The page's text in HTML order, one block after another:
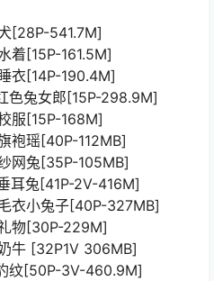
[28P-541.7M]
着[15P-161.5M]
衣[14P-190.4M]
色兔女郎[15P-298.9M]
服[15P-168M]
袍瑶[40P-112MB]
网兔[35P-105MB]
耳兔[41P-2V-416M]
衣小兔子[40P-327MB]
物[30P-229M]
牛 [32P1V 306MB]
纹[50P-3V-460.9M]